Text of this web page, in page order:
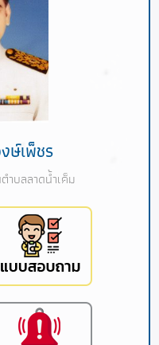
ษ์เพ็ชร
ำบลลาดน้ำเค็ม